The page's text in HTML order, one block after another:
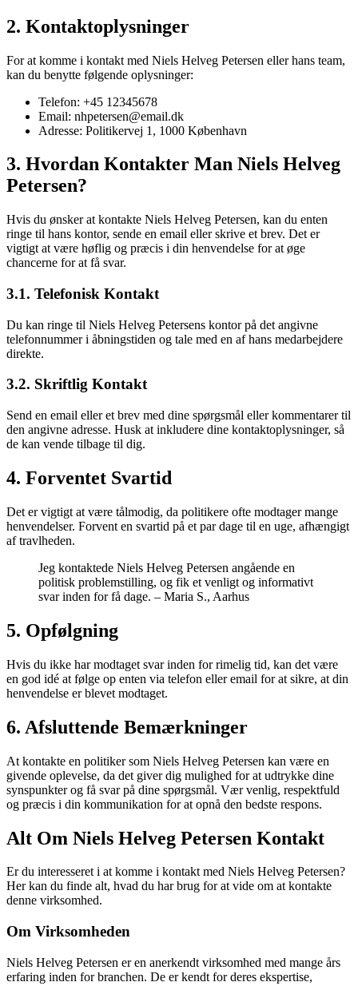
2. Kontaktoplysninger
For at komme i kontakt med Niels Helveg Petersen eller hans team,
kan du benytte følgende oplysninger:
Telefon: +45 12345678
Email: nhpetersen@email.dk
Adresse: Politikervej 1, 1000 København
3. Hvordan Kontakter Man Niels Helveg
Petersen?
Hvis du ønsker at kontakte Niels Helveg Petersen, kan du enten
ringe til hans kontor, sende en email eller skrive et brev. Det er
vigtigt at være høflig og præcis i din henvendelse for at øge
chancerne for at få svar.
3.1. Telefonisk Kontakt
Du kan ringe til Niels Helveg Petersens kontor på det angivne
telefonnummer i åbningstiden og tale med en af hans medarbejdere
direkte.
3.2. Skriftlig Kontakt
Send en email eller et brev med dine spørgsmål eller kommentarer til
den angivne adresse. Husk at inkludere dine kontaktoplysninger, så
de kan vende tilbage til dig.
4. Forventet Svartid
Det er vigtigt at være tålmodig, da politikere ofte modtager mange
henvendelser. Forvent en svartid på et par dage til en uge, afhængigt
af travlheden.
Jeg kontaktede Niels Helveg Petersen angående en
politisk problemstilling, og fik et venligt og informativt
svar inden for få dage. – Maria S., Aarhus
5. Opfølgning
Hvis du ikke har modtaget svar inden for rimelig tid, kan det være
en god idé at følge op enten via telefon eller email for at sikre, at din
henvendelse er blevet modtaget.
6. Afsluttende Bemærkninger
At kontakte en politiker som Niels Helveg Petersen kan være en
givende oplevelse, da det giver dig mulighed for at udtrykke dine
synspunkter og få svar på dine spørgsmål. Vær venlig, respektfuld
og præcis i din kommunikation for at opnå den bedste respons.
Alt Om Niels Helveg Petersen Kontakt
Er du interesseret i at komme i kontakt med Niels Helveg Petersen?
Her kan du finde alt, hvad du har brug for at vide om at kontakte
denne virksomhed.
Om Virksomheden
Niels Helveg Petersen er en anerkendt virksomhed med mange års
erfaring inden for branchen. De er kendt for deres ekspertise,